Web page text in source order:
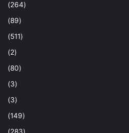
(264)
(89)
(511)
(2)
(80)
(3)
(3)
(149)